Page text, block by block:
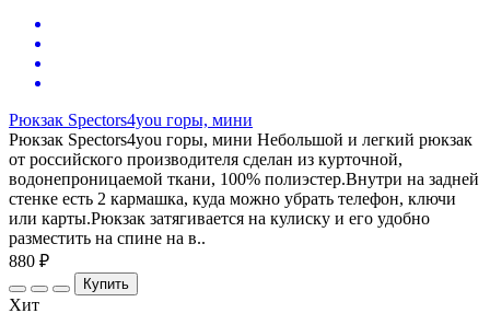
Рюкзак Spectors4you горы, мини
Рюкзак Spectors4you горы, мини Небольшой и легкий рюкзак
от российского производителя сделан из курточной,
водонепроницаемой ткани, 100% полиэстер.Внутри на задней
стенке есть 2 кармашка, куда можно убрать телефон, ключи
или карты.Рюкзак затягивается на кулиску и его удобно
разместить на спине на в..
880 ₽
Купить
Хит